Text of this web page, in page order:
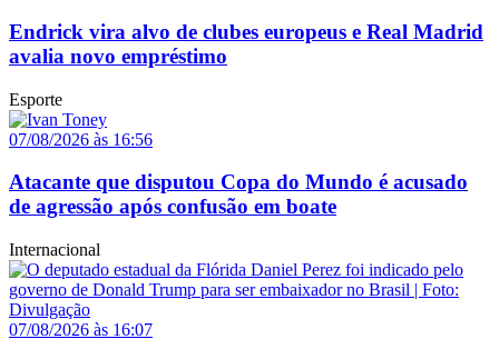
Endrick vira alvo de clubes europeus e Real Madrid
avalia novo empréstimo
Esporte
07/08/2026 às 16:56
Atacante que disputou Copa do Mundo é acusado
de agressão após confusão em boate
Internacional
07/08/2026 às 16:07